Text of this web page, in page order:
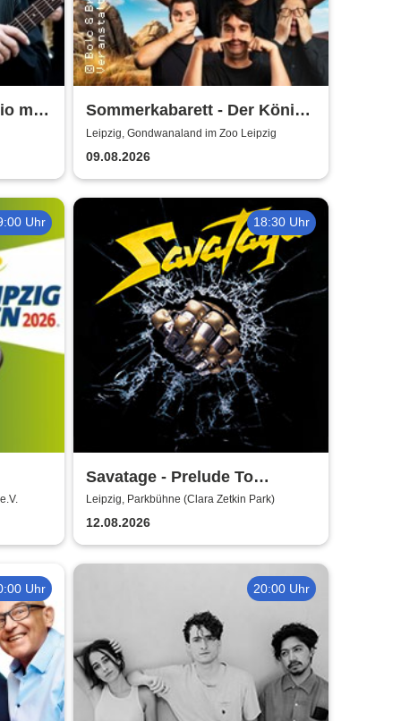
mit
Tür
Sommerkabarett - Der König
der Blöden 2 | Central
Kabarett Leipzig
Leipzig, Gondwanaland im Zoo Leipzig
09.08.2026
Uhr 18:30 Uhr
Savatage - Prelude To
Madness - Summer Tour 2026
Leipzig, Parkbühne (Clara Zetkin Park)
12.08.2026
Uhr 20:00 Uhr